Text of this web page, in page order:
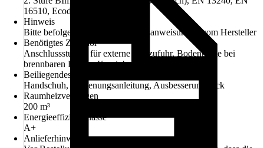
16510, Ecodesign 2022
Hinweis
Bitte befolgen Sie die Installationsanweisungen vom Hersteller
Benötigtes Zubehör
Anschlussstutzen für externe Luftzufuhr, Bodenplatte bei
brennbaren Böden, Kaminbesteck
Beiliegendes Zubehör
Handschuh, Bedienungsanleitung, Ausbesserungslack
Raumheizvermögen
200 m³
Energieeffizienzklasse
A+
Anlieferhinweis